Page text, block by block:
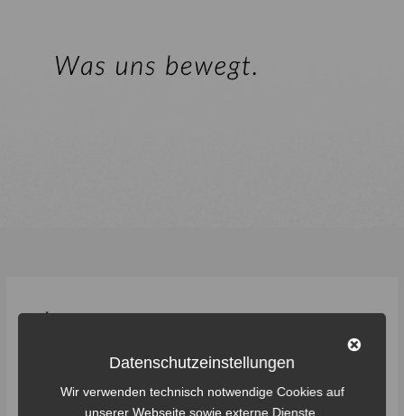
lernen
Datenschutzeinstellungen
Wir verwenden technisch notwendige Cookies auf
unserer Webseite sowie externe Dienste.